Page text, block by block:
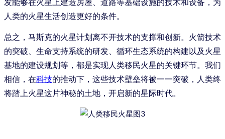
发能够在火星上建造房屋、道路等基础设施的技术和设备，为
人类的火星生活创造更好的条件。
总之，马斯克的火星计划离不开技术的支撑和创新。火箭技术
的突破、生命支持系统的研发、循环生态系统的构建以及火星
基地的建设规划等，都是实现人类移民火星的关键环节。我们
相信，在科技的推动下，这些技术壁垒将被一一突破，人类终
将踏上火星这片神秘的土地，开启新的星际时代。